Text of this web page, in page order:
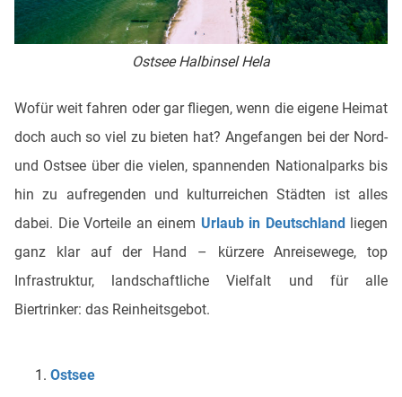
Ostsee Halbinsel Hela
Wofür weit fahren oder gar fliegen, wenn die eigene Heimat
doch auch so viel zu bieten hat? Angefangen bei der Nord-
und Ostsee über die vielen, spannenden Nationalparks bis
hin zu aufregenden und kulturreichen Städten ist alles
dabei. Die Vorteile an einem Urlaub in Deutschlandliegen
ganz klar auf der Hand – kürzere Anreisewege, top
Infrastruktur, landschaftliche Vielfalt und für alle
Biertrinker: das Reinheitsgebot.
Ostsee